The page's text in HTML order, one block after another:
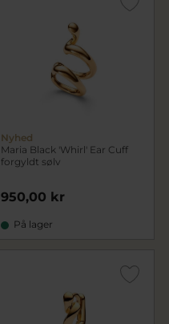
Nyhed
Maria Black 'Whirl' Ear Cuff
forgyldt sølv
950,00 kr
På lager